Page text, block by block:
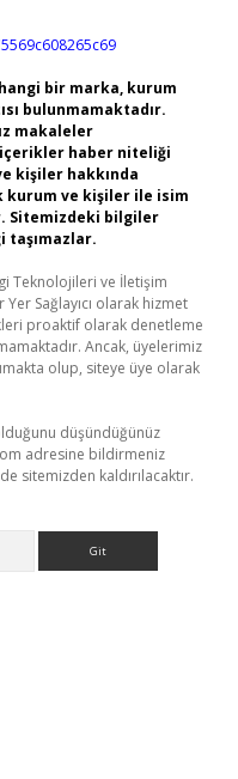
bir marka, kurum
bulunmamaktadır.
makaleler
içerikler haber niteliği
kişiler hakkında
kurum ve kişiler ile isim
Sitemizdeki bilgiler
taşımazlar.
Teknolojileri ve İletişim
Sağlayıcı olarak hizmet
proaktif olarak denetleme
Ancak, üyelerimiz
olup, siteye üye olarak
düşündüğünüz
adresine bildirmeniz
sitemizden kaldırılacaktır.